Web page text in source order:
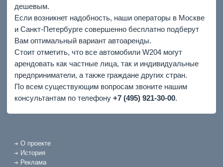
дешевым.
Если возникнет надобность, наши операторы в Москве
и Санкт-Петербурге совершенно бесплатно подберут
Вам оптимальный вариант автоаренды.
Стоит отметить, что все автомобили W204 могут
арендовать как частные лица, так и индивидуальные
предприниматели, а также граждане других стран.
По всем существующим вопросам звоните нашим
консультантам по телефону +7 (495) 921-30-00.
О проекте
История
Реклама